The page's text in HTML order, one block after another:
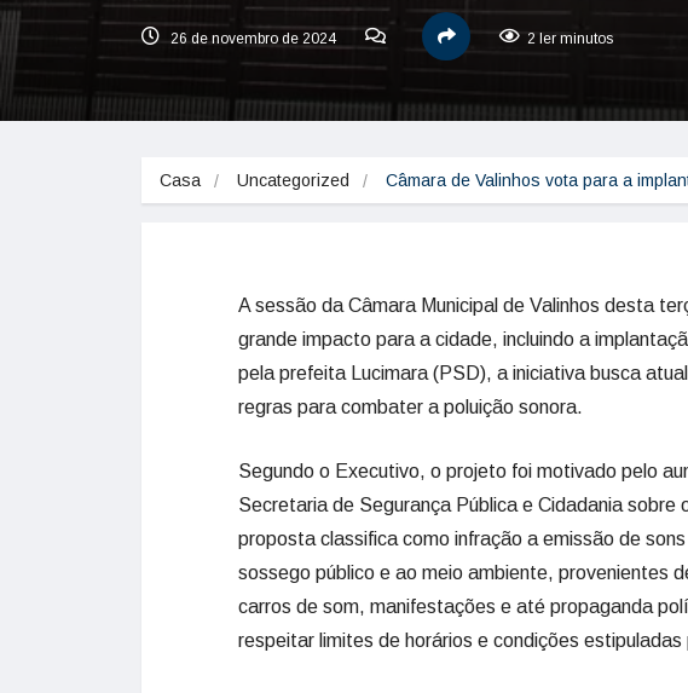
26 de novembro de 2024 2 ler minutos
Casa Uncategorized Câmara de Valinhos vota para a
A sessão da Câmara Municipal de Valinhos desta
grande impacto para a cidade, incluindo a
pela prefeita Lucimara (PSD), a iniciativa busca
regras para combater a poluição sonora.
Segundo o Executivo, o projeto foi motivado pelo
Secretaria de Segurança Pública e Cidadania sobre
proposta classifica como infração a emissão de
sossego público e ao meio ambiente, provenientes
carros de som, manifestações e até propaganda
respeitar limites de horários e condições estipuladas